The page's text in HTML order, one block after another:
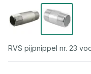
RVS pijpnippel nr. 23